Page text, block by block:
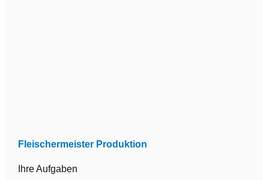
Fleischermeister Produktion
Ihre Aufgaben